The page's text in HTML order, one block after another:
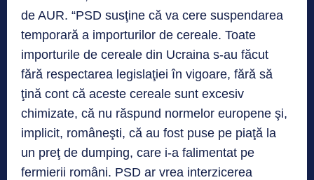
de AUR. “PSD susţine că va cere suspendarea
temporară a importurilor de cereale. Toate
importurile de cereale din Ucraina s-au făcut
fără respectarea legislaţiei în vigoare, fără să
ţină cont că aceste cereale sunt excesiv
chimizate, că nu răspund normelor europene şi,
implicit, româneşti, că au fost puse pe piaţă la
un preţ de dumping, care i-a falimentat pe
fermierii români. PSD ar vrea interzicerea